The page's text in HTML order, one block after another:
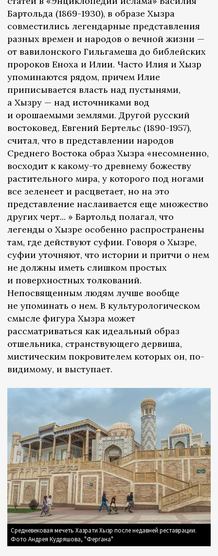
Бартольда (1869-1930), в образе Хызра
совместились легендарные представления
разных времен и народов о вечной жизни —
от вавилонского Гильгамеша до библейских
пророков Еноха и Илии. Часто Илия и Хызр
упоминаются рядом, причем Илие
приписывается власть над пустынями,
а Хызру — над источниками вод
и орошаемыми землями. Другой русский
востоковед, Евгений Бертельс (1890-1957),
считал, что в представлении народов
Среднего Востока образ Хызра «несомненно,
восходит к какому-то древнему божеству
растительного мира, у которого под ногами
все зеленеет и расцветает, но на это
представление наслаивается еще множество
других черт... » Бартольд полагал, что
легенды о Хызре особенно распространены
там, где действуют суфии. Говоря о Хызре,
суфии уточняют, что истории и притчи о нем
не должны иметь слишком простых
и поверхностных толкований.
Непосвященным людям лучше вообще
не упоминать о нем. В культурологическом
смысле фигура Хызра может
рассматриваться как идеальный образ
отшельника, странствующего дервиша,
мистическим покровителем которых он, по-
видимому, и выступает.
Средневековая мечеть Хазрати Хызр после недавней реставрации.
Фото Андрея Кудряшова, "Фергана"